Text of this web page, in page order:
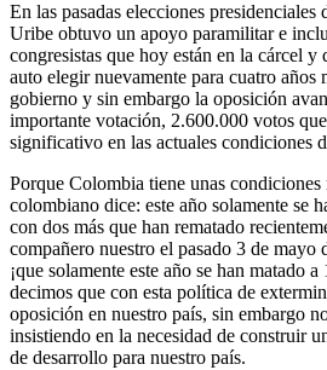
En las pasadas elecciones presidenciales
Uribe obtuvo un apoyo paramilitar e
congresistas que hoy están en la cárcel y
auto elegir nuevamente para cuatro años
gobierno y sin embargo la oposición
importante votación, 2.600.000 votos
significativo en las actuales condiciones
Porque Colombia tiene unas
colombiano dice: este año solamente se
con dos más que han rematado
compañero nuestro el pasado 3 de
¡que solamente este año se han matado
decimos que con esta política de
oposición en nuestro país, sin embargo
insistiendo en la necesidad de construir
de desarrollo para nuestro país.